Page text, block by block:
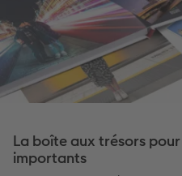
La boîte aux trésors
importants